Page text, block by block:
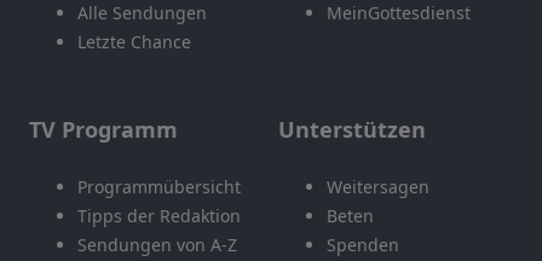
Alle Sendungen
Letzte Chance
MeinGottesdienst
TV Programm
Programmübersicht
Tipps der Redaktion
Sendungen von A-Z
Unterstützen
Weitersagen
Beten
Spenden